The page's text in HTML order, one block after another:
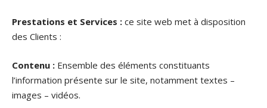
Prestations et Services : ce site web met à disposition
des Clients :
Contenu : Ensemble des éléments constituants
l’information présente sur le site, notamment textes –
images – vidéos.